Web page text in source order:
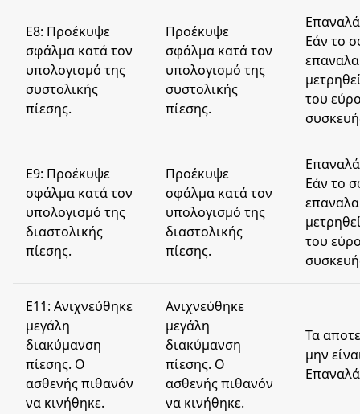
E8: Προέκυψε
σφάλμα κατά τον
υπολογισμό της
συστολικής
πίεσης.
Προέκυψε
σφάλμα κατά τον
υπολογισμό της
συστολικής
πίεσης.
Εάν το
του
E9: Προέκυψε
σφάλμα κατά τον
υπολογισμό της
διαστολικής
πίεσης.
Προέκυψε
σφάλμα κατά τον
υπολογισμό της
διαστολικής
πίεσης.
Εάν το
του
E11: Ανιχνεύθηκε
μεγάλη
διακύμανση
πίεσης. Ο
ασθενής πιθανόν
να κινήθηκε.
Ανιχνεύθηκε
μεγάλη
διακύμανση
πίεσης. Ο
ασθενής πιθανόν
να κινήθηκε.
Τα
μην